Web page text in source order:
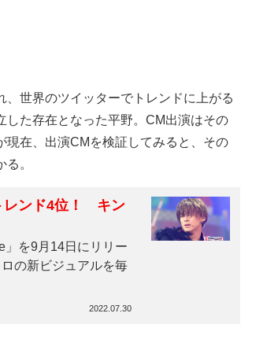
世界のツイッターでトレンドに上がる
した存在となった平野。CM出演はその
現在、出演CMを検証してみると、その
。
レンド4位！ キン
を9月14日にリリー
の新ビジュアルを毎
2022.07.30